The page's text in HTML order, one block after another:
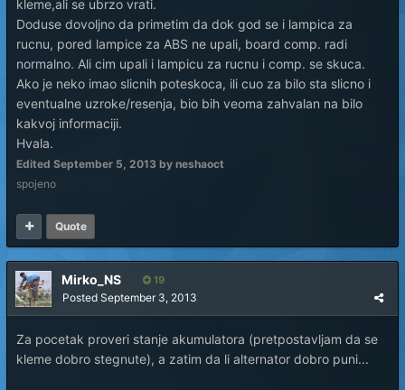
kleme,ali se ubrzo vrati.
Doduse dovoljno da primetim da dok god se i lampica za
rucnu, pored lampice za ABS ne upali, board comp. radi
normalno. Ali cim upali i lampicu za rucnu i comp. se skuca.
Ako je neko imao slicnih poteskoca, ili cuo za bilo sta slicno i
eventualne uzroke/resenja, bio bih veoma zahvalan na bilo
kakvoj informaciji.
Hvala.
Edited September 5, 2013 by neshaoct
spojeno
Quote
Mirko_NS 19
Posted September 3, 2013
Za pocetak proveri stanje akumulatora (pretpostavljam da se
kleme dobro stegnute), a zatim da li alternator dobro puni...